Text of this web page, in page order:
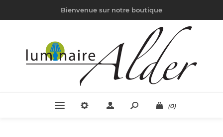
Bienvenue sur notre boutique
(0)